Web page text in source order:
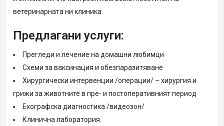
ветеринарната ни клиника.
Предлагани услуги:
Прегледи и лечение на домашни любимци
Схеми за ваксинация и обезпаразитяване
Хирургически интервенции /операции/ – хирургия и
грижи за животните в пре- и постоперативният период
Ехографска диагностика /видеозон/
Клинична лаборатория